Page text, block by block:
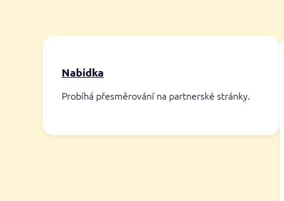
Nabídka
Probíhá přesměrování na partnerské stránky.